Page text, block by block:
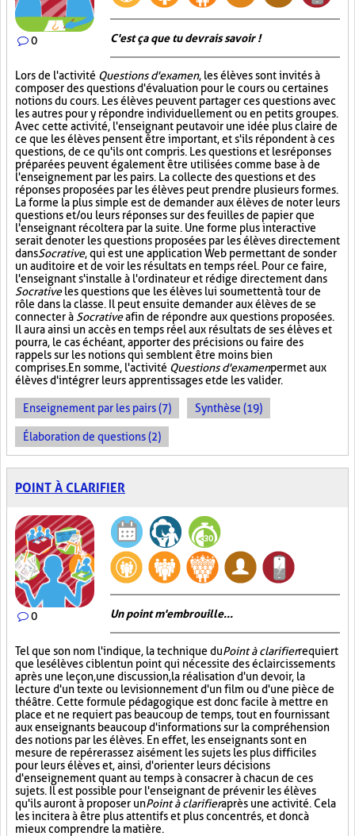
0 C'est ça que tu devrais savoir !
Lors de l'activité Questions d'examen, les élèves sont invités à
composer des questions d'évaluation pour le cours ou certaines
notions du cours. Les élèves peuvent partager ces questions avec
les autres pour y répondre individuellement ou en petits groupes.
Avec cette activité, l'enseignant peut avoir une idée plus claire de
ce que les élèves pensent être important, et s'ils répondent à ces
questions, de ce qu'ils ont compris. Les questions et les réponses
préparées peuvent également être utilisées comme base à de
l'enseignement par les pairs. La collecte des questions et des
réponses proposées par les élèves peut prendre plusieurs formes.
La forme la plus simple est de demander aux élèves de noter leurs
questions et/ou leurs réponses sur des feuilles de papier que
l'enseignant récoltera par la suite. Une forme plus interactive
serait de noter les questions proposées par les élèves directement
dansSocrative, qui est une application Web permettant de sonder
un auditoire et de voir les résultats en temps réel. Pour ce faire,
l'enseignant s'installe à l'ordinateur et rédige directement dans
Socrativeles questions que les élèves lui soumettent à tour de
rôle dans la classe. Il peut ensuite demander aux élèves de se
connecter à Socrativeafin de répondre aux questions proposées.
Il aura ainsi un accès en temps réel aux résultats de ses élèves et
pourra, le cas échéant, apporter des précisions ou faire des
rappels sur les notions qui semblent être moins bien
comprises. En somme, l'activité Questions d'examenpermet aux
élèves d'intégrer leurs apprentissages et de les valider.
Enseignement par les pairs (7) Synthèse (19)
Élaboration de questions (2)
POINT À CLARIFIER
0 Un point m'embrouille...
Tel que son nom l'indique, la technique duPoint à clarifierrequiert
que les élèves ciblent un point qui nécessite des éclaircissements
après une leçon, une discussion, la réalisation d'un devoir, la
lecture d'un texte ou le visionnement d'un film ou d'une pièce de
théâtre. Cette formule pédagogique est donc facile à mettre en
place et ne requiert pas beaucoup de temps, tout en fournissant
aux enseignants beaucoup d'informations sur la compréhension
des notions par les élèves. En effet, les enseignants sont en
mesure de repérer assez aisément les sujets les plus difficiles
pour leurs élèves et, ainsi, d'orienter leurs décisions
d'enseignement quant au temps à consacrer à chacun de ces
sujets. Il est possible pour l'enseignant de prévenir les élèves
qu'ils auront à proposer unPoint à clarifieraprès une activité. Cela
les incitera à être plus attentifs et plus concentrés, et donc à
mieux comprendre la matière.